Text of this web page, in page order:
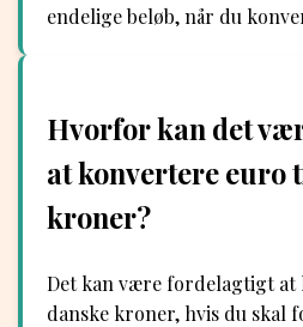
endelige beløb, når du
Hvorfor kan det
at konvertere euro
kroner?
Det kan være fordelagtigt at
danske kroner, hvis du skal